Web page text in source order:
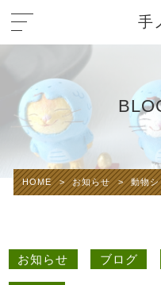
手
HOME > お知らせ > 動物
お知らせ ブログ